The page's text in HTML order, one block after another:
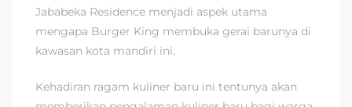
Jababeka Residence menjadi aspek utama
mengapa Burger King membuka gerai barunya di
kawasan kota mandiri ini.
Kehadiran ragam kuliner baru ini tentunya akan